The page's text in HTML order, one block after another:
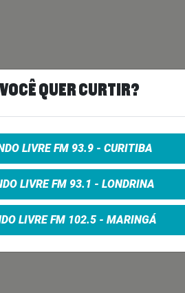
2026
QUER CURTIR?
LIVRE FM 93.9 - CURITIBA
LIVRE FM 93.1 - LONDRINA
LIVRE FM 102.5 - MARINGÁ